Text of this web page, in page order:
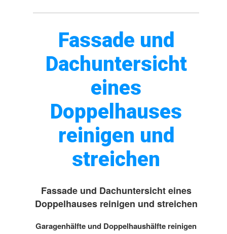
Fassade und
Dachuntersicht
eines
Doppelhauses
reinigen und
streichen
Fassade und Dachuntersicht eines
Doppelhauses reinigen und streichen
Garagenhälfte und Doppelhaushälfte reinigen